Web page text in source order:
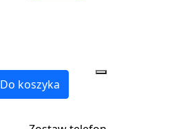
Do koszyka